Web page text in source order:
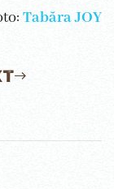
Tabăra JOY